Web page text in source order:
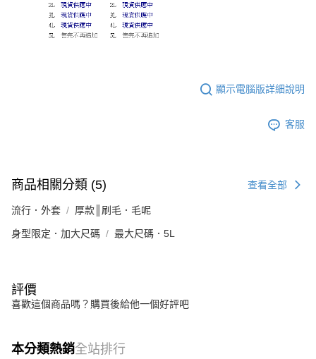
顯示電腦版詳細說明
客服
商品相關分類 (5) 查看全部
流行．外套 厚款║刷毛．毛呢
身型限定．加大尺碼 最大尺碼．5L
評價
喜歡這個商品嗎？購買後給他一個好評吧
本分類熱銷全站排行